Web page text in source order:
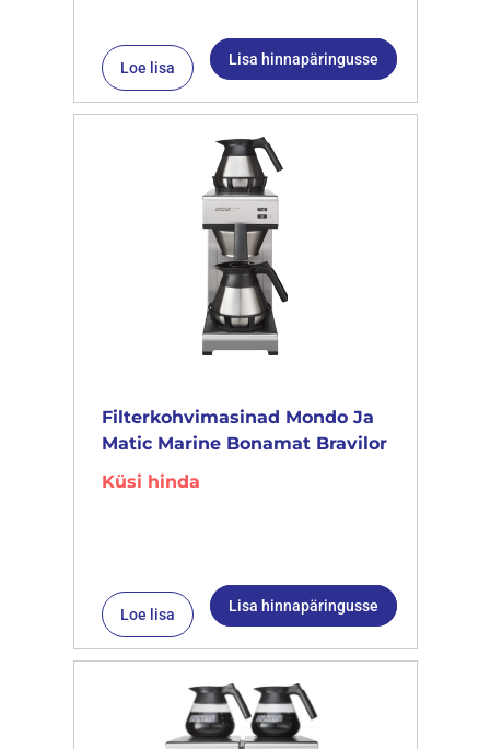
Loe lisa Lisa hinnapäringusse
Filterkohvimasinad Mondo Ja
Matic Marine Bonamat Bravilor
Küsi hinda
Loe lisa Lisa hinnapäringusse